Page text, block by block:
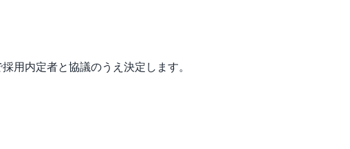
用内定者と協議のうえ決定します。